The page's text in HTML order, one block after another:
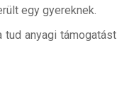
egy gyereknek.
anyagi támogatást